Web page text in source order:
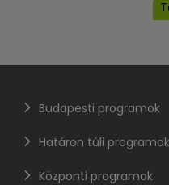
reményteljes
Budapesti programok
Határon túli programok
Központi programok